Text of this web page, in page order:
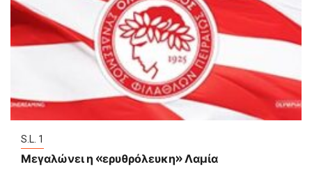
S.L. 1
Μεγαλώνει η «ερυθρόλευκη» Λαμία